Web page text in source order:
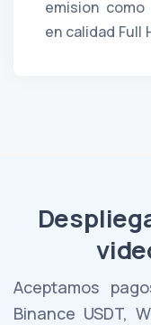
emision
en calidad Full
Aceptamos
Binance USDT,